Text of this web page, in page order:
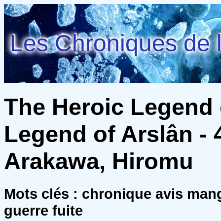
Les Chroniques de
The Heroic
Legend of Arslân -
Arakawa, Hiromu
Mots clés : chronique avis
guerre fuite